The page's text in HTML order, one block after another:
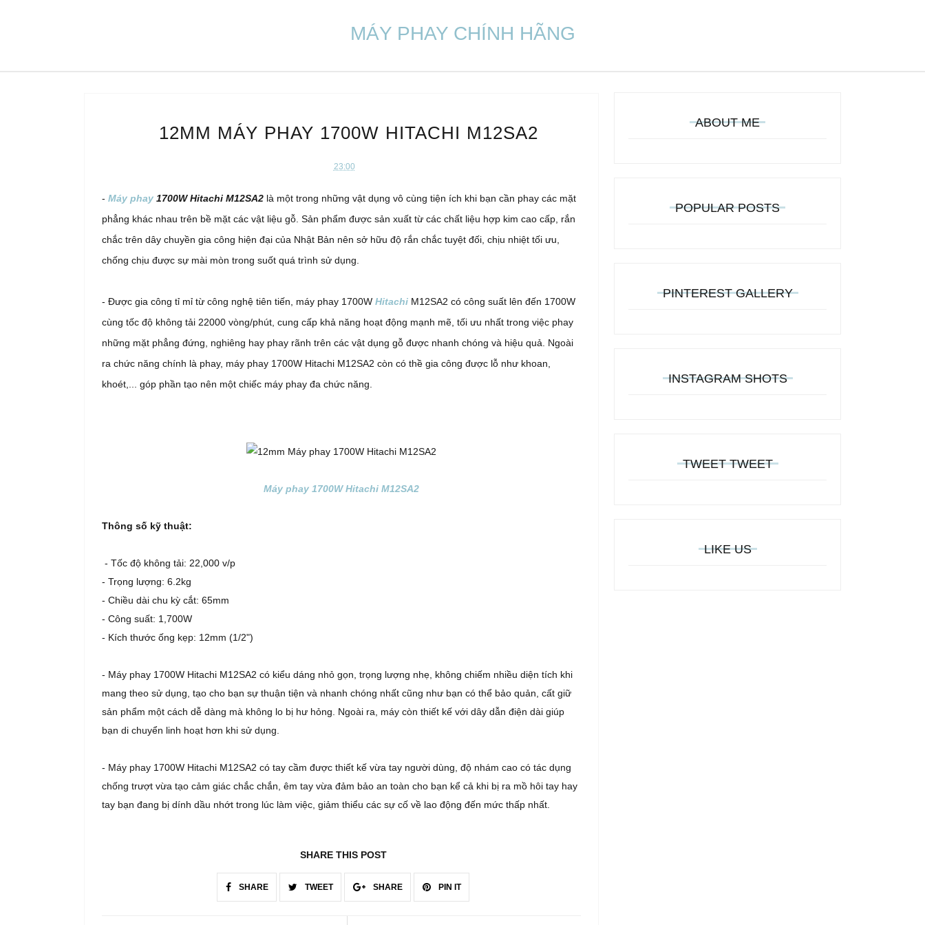
MÁY PHAY CHÍNH HÃNG
12MM MÁY PHAY 1700W HITACHI M12SA2
23:00
- Máy phay 1700W Hitachi M12SA2 là một trong những vật dụng vô cùng tiện ích khi bạn cần phay các mặt
phẳng khác nhau trên bề mặt các vật liệu gỗ. Sản phẩm được sản xuất từ các chất liệu hợp kim cao cấp, rắn
chắc trên dây chuyền gia công hiện đại của Nhật Bản nên sở hữu độ rắn chắc tuyệt đối, chịu nhiệt tối ưu,
chống chịu được sự mài mòn trong suốt quá trình sử dụng.
- Được gia công tỉ mỉ từ công nghệ tiên tiến, máy phay 1700W Hitachi M12SA2 có công suất lên đến 1700W
cùng tốc độ không tải 22000 vòng/phút, cung cấp khả năng hoạt động mạnh mẽ, tối ưu nhất trong việc phay
những mặt phẳng đứng, nghiêng hay phay rãnh trên các vật dụng gỗ được nhanh chóng và hiệu quả. Ngoài
ra chức năng chính là phay, máy phay 1700W Hitachi M12SA2 còn có thề gia công được lỗ như khoan,
khoét,... góp phần tạo nên một chiếc máy phay đa chức năng.
Máy phay 1700W Hitachi M12SA2
Thông số kỹ thuật:
- Tốc độ không tải: 22,000 v/p
- Trọng lượng: 6.2kg
- Chiều dài chu kỳ cắt: 65mm
- Công suất: 1,700W
- Kích thước ống kẹp: 12mm (1/2")
- Máy phay 1700W Hitachi M12SA2 có kiểu dáng nhỏ gọn, trọng lượng nhẹ, không chiếm nhiều diện tích khi
mang theo sử dụng, tạo cho bạn sự thuận tiện và nhanh chóng nhất cũng như bạn có thể bảo quản, cất giữ
sản phẩm một cách dễ dàng mà không lo bị hư hỏng. Ngoài ra, máy còn thiết kế với dây dẫn điện dài giúp
bạn di chuyển linh hoạt hơn khi sử dụng.
- Máy phay 1700W Hitachi M12SA2 có tay cầm được thiết kế vừa tay người dùng, độ nhám cao có tác dụng
chống trượt vừa tạo cảm giác chắc chắn, êm tay vừa đảm bảo an toàn cho bạn kể cả khi bị ra mồ hôi tay hay
tay bạn đang bị dính dầu nhớt trong lúc làm việc, giảm thiểu các sự cố về lao động đến mức thấp nhất.
SHARE THIS POST
SHARE TWEET SHARE PIN IT
ABOUT ME
POPULAR POSTS
PINTEREST GALLERY
INSTAGRAM SHOTS
TWEET TWEET
LIKE US